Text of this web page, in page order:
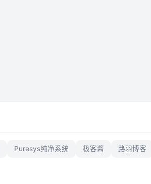
Puresys纯净系统 极客酱 路羽博客